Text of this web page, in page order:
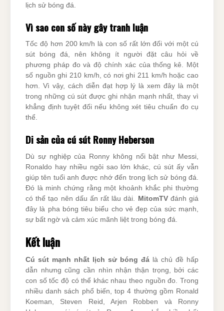
lịch sử bóng đá.
Vì sao con số này gây tranh luận
Tốc độ hơn 200 km/h là con số rất lớn đối với một cú
sút bóng đá, nên không ít người đặt câu hỏi về
phương pháp đo và độ chính xác của thống kê. Một
số nguồn ghi 210 km/h, có nơi ghi 211 km/h hoặc cao
hơn. Vì vậy, cách diễn đạt hợp lý là xem đây là một
trong những cú sút được ghi nhận mạnh nhất, thay vì
khẳng định tuyệt đối nếu không xét tiêu chuẩn đo cụ
thể.
Di sản của cú sút Ronny Heberson
Dù sự nghiệp của Ronny không nổi bật như Messi,
Ronaldo hay nhiều ngôi sao lớn khác, cú sút ấy vẫn
giúp tên tuổi anh được nhớ đến trong lịch sử bóng đá.
Đó là minh chứng rằng một khoảnh khắc phi thường
có thể tạo nên dấu ấn rất lâu dài. MitomTV đánh giá
đây là pha bóng tiêu biểu cho vẻ đẹp của sức mạnh,
sự bất ngờ và cảm xúc mãnh liệt trong bóng đá.
Kết luận
Cú sút mạnh nhất lịch sử bóng đá là chủ đề hấp
dẫn nhưng cũng cần nhìn nhận thận trọng, bởi các
con số tốc độ có thể khác nhau theo nguồn đo. Trong
nhiều danh sách phổ biến, top 4 thường gồm Ronald
Koeman, Steven Reid, Arjen Robben và Ronny